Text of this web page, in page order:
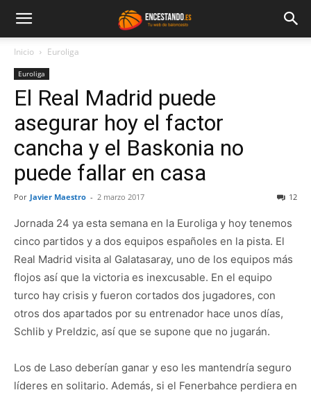
Inicio Euroliga
Euroliga
El Real Madrid puede
asegurar hoy el factor
cancha y el Baskonia no
puede fallar en casa
Por Javier Maestro - 2 marzo 2017 12
Jornada 24 ya esta semana en la Euroliga y hoy tenemos
cinco partidos y a dos equipos españoles en la pista. El
Real Madrid visita al Galatasaray, uno de los equipos más
flojos así que la victoria es inexcusable. En el equipo
turco hay crisis y fueron cortados dos jugadores, con
otros dos apartados por su entrenador hace unos días,
Schlib y Preldzic, así que se supone que no jugarán.
Los de Laso deberían ganar y eso les mantendría seguro
líderes en solitario. Además, si el Fenerbahce perdiera en